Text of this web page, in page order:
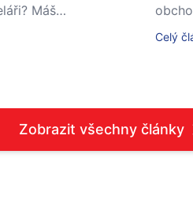
Máš…
Celý
Zobrazit všechny články